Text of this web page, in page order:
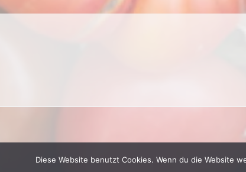
Diese Website benutzt Cookies. Wenn du die Website